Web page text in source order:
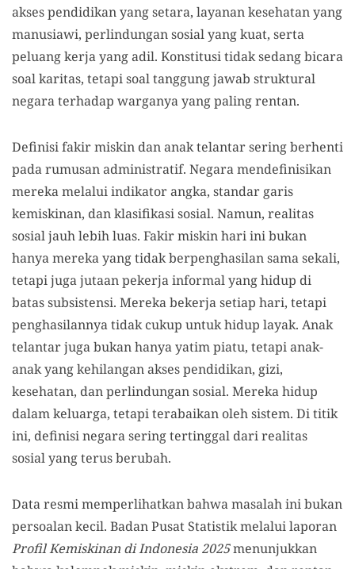
akses pendidikan yang setara, layanan kesehatan yang
manusiawi, perlindungan sosial yang kuat, serta
peluang kerja yang adil. Konstitusi tidak sedang bicara
soal karitas, tetapi soal tanggung jawab struktural
negara terhadap warganya yang paling rentan.
Definisi fakir miskin dan anak telantar sering berhenti
pada rumusan administratif. Negara mendefinisikan
mereka melalui indikator angka, standar garis
kemiskinan, dan klasifikasi sosial. Namun, realitas
sosial jauh lebih luas. Fakir miskin hari ini bukan
hanya mereka yang tidak berpenghasilan sama sekali,
tetapi juga jutaan pekerja informal yang hidup di
batas subsistensi. Mereka bekerja setiap hari, tetapi
penghasilannya tidak cukup untuk hidup layak. Anak
telantar juga bukan hanya yatim piatu, tetapi anak-
anak yang kehilangan akses pendidikan, gizi,
kesehatan, dan perlindungan sosial. Mereka hidup
dalam keluarga, tetapi terabaikan oleh sistem. Di titik
ini, definisi negara sering tertinggal dari realitas
sosial yang terus berubah.
Data resmi memperlihatkan bahwa masalah ini bukan
persoalan kecil. Badan Pusat Statistik melalui laporan
Profil Kemiskinan di Indonesia 2025menunjukkan